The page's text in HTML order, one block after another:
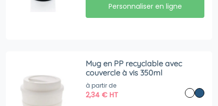
Personnaliser en ligne
Mug en PP recyclable avec
couvercle à vis 350ml
à partir de
2,34€ HT